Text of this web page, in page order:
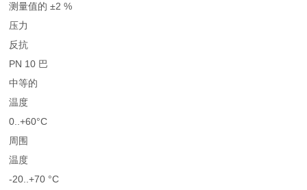
测量值的 ±2 %
压力
反抗
PN 10 巴
中等的
温度
0..+60°C
周围
温度
-20..+70 °C